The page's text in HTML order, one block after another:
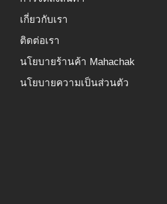
เกี่ยวกับเรา
ติดต่อเรา
นโยบายร้านค้า Mahachak
นโยบายความเป็นส่วนตัว